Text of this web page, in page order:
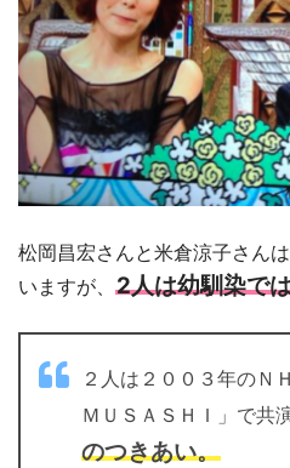
松岡昌宏さんと米倉涼子さん
いますが、 2人は幼馴染で
２人は２００３年の
ＭＵＳＡＳＨＩ」で共
のつきあい。